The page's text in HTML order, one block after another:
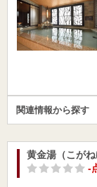
関連情報から探す
黄金湯（こがね
-